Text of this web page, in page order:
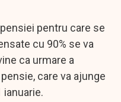
pentru care se
cu 90% se va
ca urmare a
care va ajunge
ianuarie.